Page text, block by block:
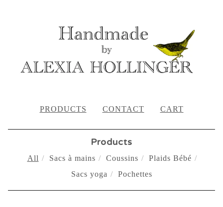
PRODUCTS CONTACT CART
Products
All Sacs à mains Coussins
Plaids Bébé
Sacs yoga
Pochettes